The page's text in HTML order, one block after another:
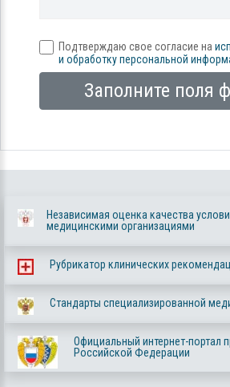
Подтверждаю свое согласие на
и обработку персональной
Заполните поля
Независимая оценка качества
медицинскими организациями
Рубрикатор клинических
Стандарты специализированной
Официальный интернет-портал
Российской Федерации